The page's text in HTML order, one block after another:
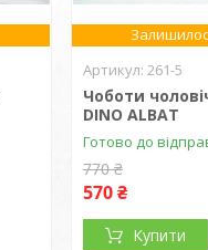
261-5
Чоботи
DINO ALBAT
Готово до
770 ₴
570 ₴
Купити